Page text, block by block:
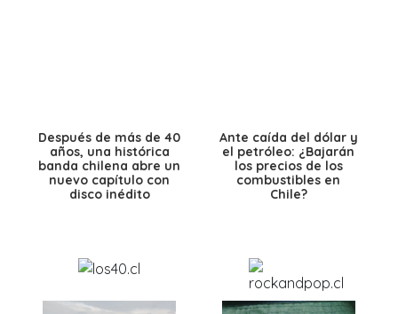
Después de más de 40
años, una histórica
banda chilena abre un
nuevo capítulo con
disco inédito
Ante caída del dólar y
el petróleo: ¿Bajarán
los precios de los
combustibles en
Chile?